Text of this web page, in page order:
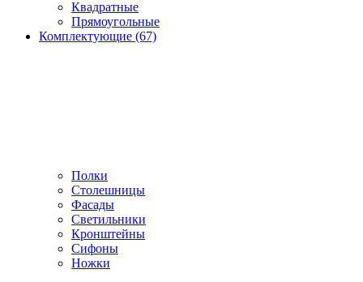
Квадратные
Прямоугольные
Комплектующие (67)
Полки
Столешницы
Фасады
Светильники
Кронштейны
Сифоны
Ножки